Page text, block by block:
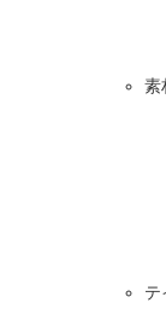
素
テ